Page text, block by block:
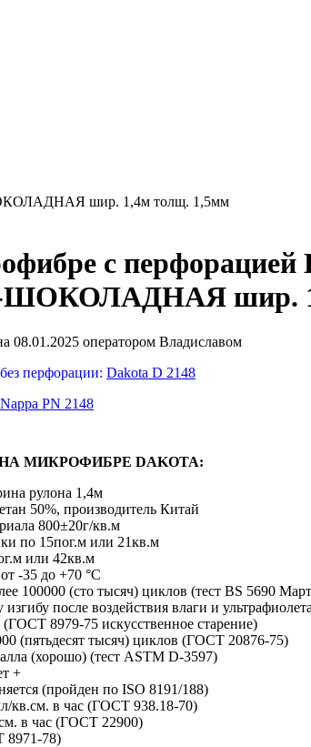
шир. 1,4м толщ. 1,5мм
с перфорацией
ШОКОЛАДНАЯ шир.
08.01.2025 оператором Владиславом
перфорации: Dakota D 2148
Nappa PN 2148
МИКРОФИБРЕ DAKOTA:
рулона 1,4м
50%, производитель Китай
800±20г/кв.м
по 15пог.м или 21кв.м
или 42кв.м
-35 до +70 °С
100000 (сто тысяч) циклов (тест BS 5690
после воздействия влаги и
8979-75 искусственное старение)
(пятьдесят тысяч) циклов (ГОСТ 20876-75)
(хорошо) (тест ASTM D-3597)
+
(пройден по ISO 8191/188)
кв.см. в час (ГОСТ 938.18-70)
в час (ГОСТ 22900)
8971-78)